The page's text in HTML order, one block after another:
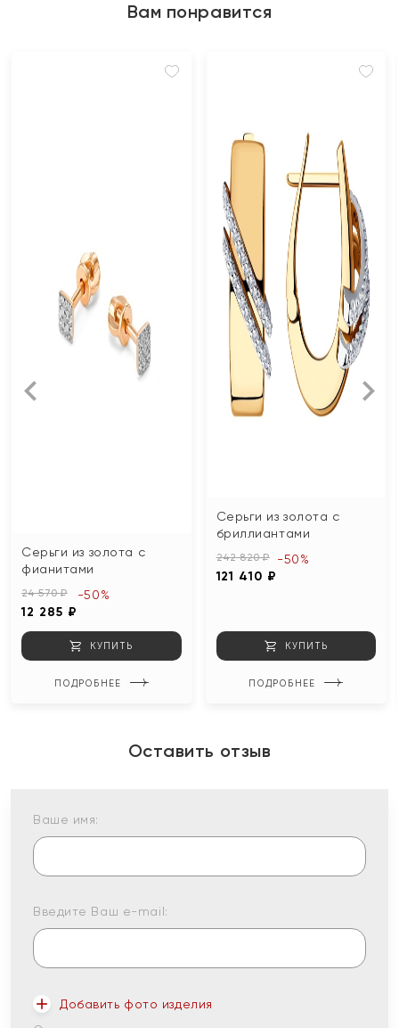
Вам понравится
Серьги из золота с
фианитами
24 570 ₽
12 285 ₽
-50%
КУПИТЬ
ПОДРОБНЕЕ
Серьги из золота с
бриллиантами
242 820 ₽
121 410 ₽
-50%
КУПИТЬ
ПОДРОБНЕЕ
Оставить отзыв
Ваше имя:
Введите Ваш e-mail:
Добавить фото изделия